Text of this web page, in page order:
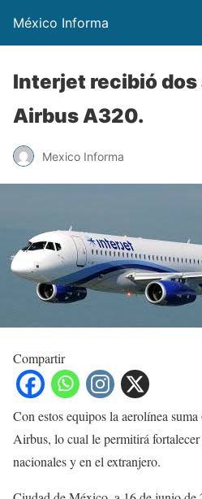
México Informa
Interjet recibió dos
Airbus A320.
Mexico Informa
Compartir
Con estos equipos la aerolínea
Airbus, lo cual le permitirá
nacionales y en el extranjero.